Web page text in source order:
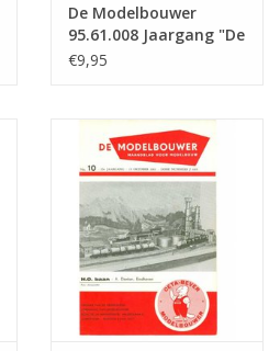
De Modelbouwer
95.61.008 Jaargang "De
Modelbouwer" Editie :
€9,95